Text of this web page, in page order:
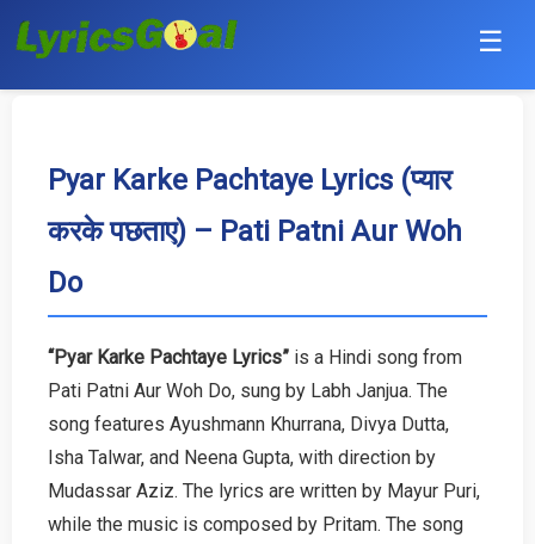
☰
Hindi
Bollywood
Haryanvi
Tamil
Telugu
Malayalam
Pyar Karke Pachtaye Lyrics (प्यार
करके पछताए) – Pati Patni Aur Woh
Do
“Pyar Karke Pachtaye Lyrics” is a Hindi song from
Pati Patni Aur Woh Do, sung by Labh Janjua. The
song features Ayushmann Khurrana, Divya Dutta,
Isha Talwar, and Neena Gupta, with direction by
Mudassar Aziz. The lyrics are written by Mayur Puri,
while the music is composed by Pritam. The song